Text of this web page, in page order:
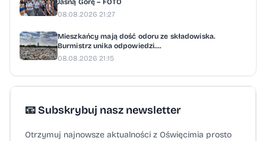
pomocy duchowieństwa więźniom KL
Auschwitz oraz osady barakowej.
Organizatorzy zapowiadają już kolejne
wydarzenie. Jesienią uczestnicy mają poznać
historię dworca kolejowego i jego okolic.
Pogłośnij suwakiem w lewym rogu
Jasną Górę – FOTO
08.08.2026 21:27
Mieszkańcy mają dość odoru ze składowiska.
Burmistrz unika odpowiedzi....
08.08.2026 21:15
📧 Subskrybuj nasz newsletter
Otrzymuj najnowsze aktualności z Oświęcimia prosto